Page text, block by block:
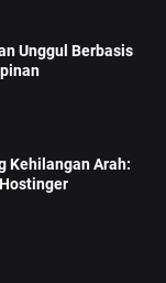
Unggul Berbasis
Kehilangan Arah: